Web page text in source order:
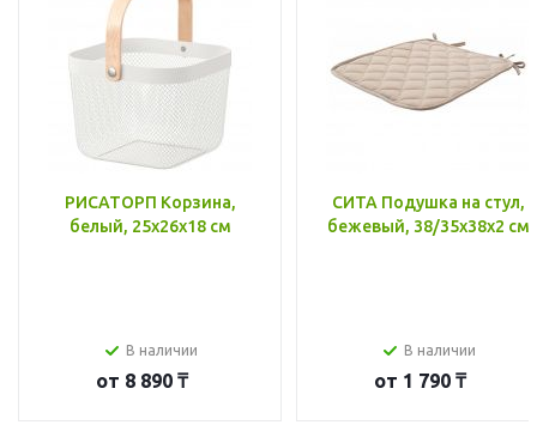
РИСАТОРП Корзина,
белый, 25x26x18 см
В наличии
от 8 890 ₸
СИТА Подушка на стул,
бежевый, 38/35x38x2 см
В наличии
от 1 790 ₸